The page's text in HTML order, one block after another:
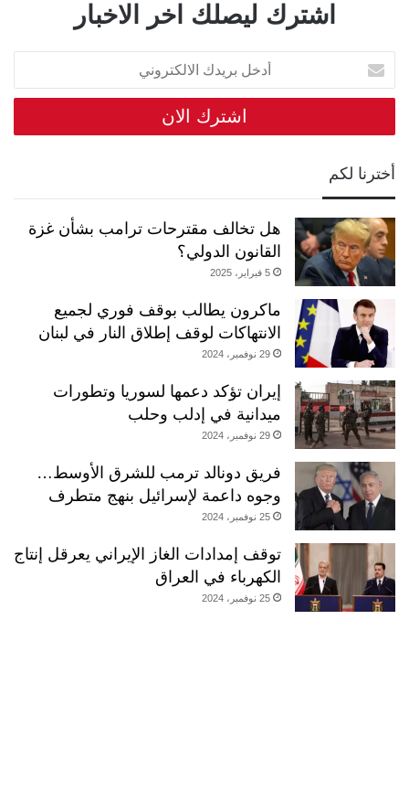
اشترك ليصلك اخر الاخبار
أدخل
بريدك
الالكتروني
أخترنا لكم
هل تخالف مقترحات ترامب بشأن غزة
القانون الدولي؟
5 فبراير، 2025
ماكرون يطالب بوقف فوري لجميع
الانتهاكات لوقف إطلاق النار في لبنان
29 نوفمبر، 2024
إيران تؤكد دعمها لسوريا وتطورات
ميدانية في إدلب وحلب
29 نوفمبر، 2024
فريق دونالد ترمب للشرق الأوسط…
وجوه داعمة لإسرائيل بنهج متطرف
25 نوفمبر، 2024
توقف إمدادات الغاز الإيراني يعرقل إنتاج
الكهرباء في العراق
25 نوفمبر، 2024